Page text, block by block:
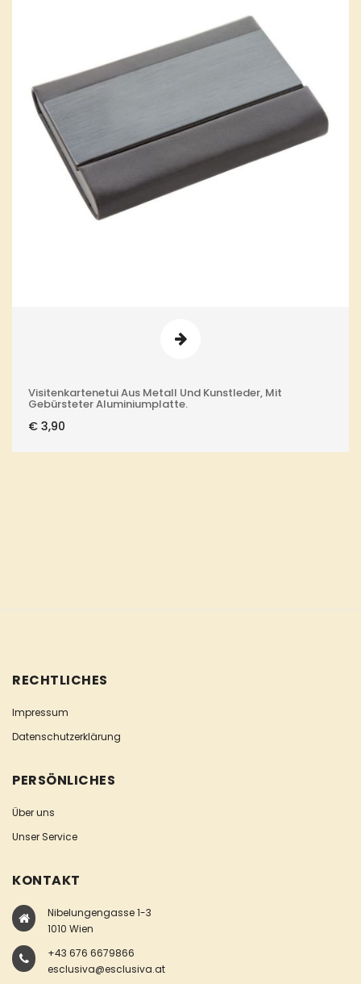
Visitenkartenetui Aus Metall Und Kunstleder, Mit
Gebürsteter Aluminiumplatte.
€ 3,90
RECHTLICHES
Impressum
Datenschutzerklärung
PERSÖNLICHES
Über uns
Unser Service
KONTAKT
Nibelungengasse 1-3
1010 Wien
+43 676 6679866
esclusiva@esclusiva.at